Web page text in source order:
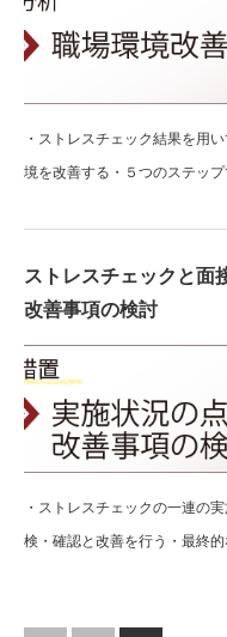
・ストレスチェック結果を用
境を改善する・５つのステッ
ストレスチェックと面
改善事項の検討
・ストレスチェックの一連の
検・確認と改善を行う・最終的